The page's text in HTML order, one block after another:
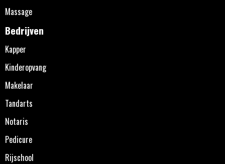
Massage
Bedrijven
Kapper
Kinderopvang
Makelaar
Tandarts
Notaris
Pedicure
Rijschool